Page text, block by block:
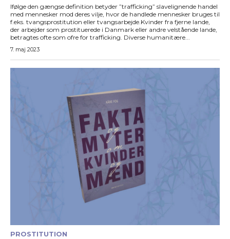
Ifølge den gængse definition betyder ”trafficking” slavelignende handel
med mennesker mod deres vilje, hvor de handlede mennesker bruges til
f.eks. tvangsprostitution eller tvangsarbejde.Kvinder fra fjerne lande,
der arbejder som prostituerede i Danmark eller andre velstående lande,
betragtes ofte som ofre for trafficking. Diverse humanitære...
7. maj 2023
PROSTITUTION